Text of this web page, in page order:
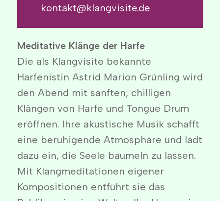
kontakt@klangvisite.de
Meditative Klänge der Harfe
Die als Klangvisite bekannte
Harfenistin Astrid Marion Grünling wird
den Abend mit sanften, chilligen
Klängen von Harfe und Tongue Drum
eröffnen. Ihre akustische Musik schafft
eine beruhigende Atmosphäre und lädt
dazu ein, die Seele baumeln zu lassen.
Mit Klangmeditationen eigener
Kompositionen entführt sie das